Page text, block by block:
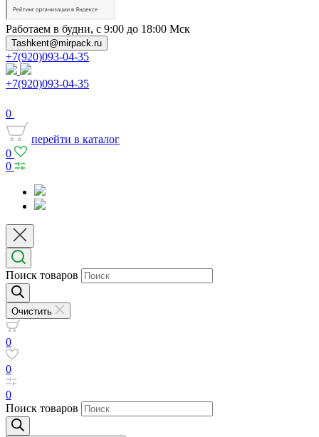
Работаем в будни, с 9:00 до 18:00 Мск
Tashkent@mirpack.ru
+7(920)093-04-35
+7(920)093-04-35
0
перейти в каталог
0
0
Поиск товаров
Очистить
0
0
0
Поиск товаров